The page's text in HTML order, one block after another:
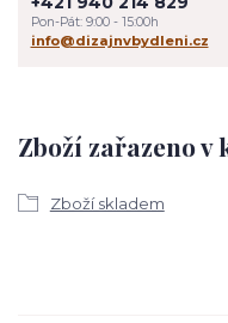
Zboží zařazeno
Zboží skladem
Pon-Pát: 9:00 - 15:00h
info@dizajnvbydleni.cz